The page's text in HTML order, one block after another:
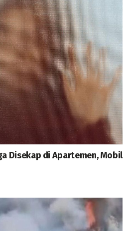
Disekap di Apartemen, Mobil